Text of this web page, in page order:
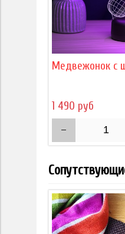
Медвежонок с
1 490 руб